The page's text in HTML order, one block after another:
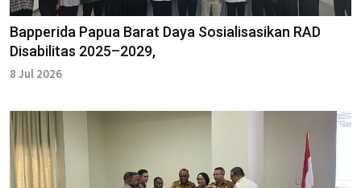
Bapperida Papua Barat Daya Sosialisasikan RAD
Disabilitas 2025–2029,
8 Jul 2026